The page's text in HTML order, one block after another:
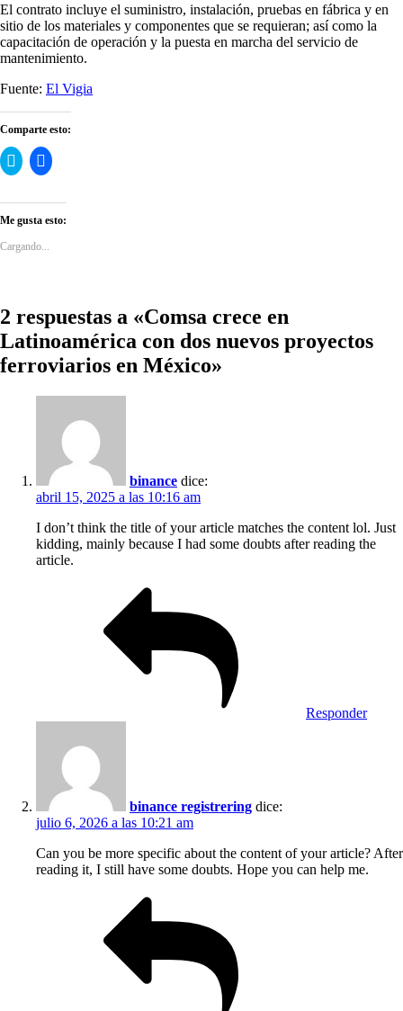
El contrato incluye el suministro, instalación, pruebas en fábrica y en
sitio de los materiales y componentes que se requieran; así como la
capacitación de operación y la puesta en marcha del servicio de
mantenimiento.
Fuente: El Vigia
Comparte esto:
Haz
clic
en
Twitter
(Se
abre
en
Haz
clic
en
Facebook
(Se
en
Me gusta esto:
Cargando...
2 respuestas a «Comsa crece en
Latinoamérica con dos nuevos proyectos
ferroviarios en México»
binance dice:
abril 15, 2025 a las 10:16 am
I don’t think the title of your article matches the content lol. Just
kidding, mainly because I had some doubts after reading the
article.
Responder
binance registrering dice:
julio 6, 2026 a las 10:21 am
Can you be more specific about the content of your article? After
reading it, I still have some doubts. Hope you can help me.